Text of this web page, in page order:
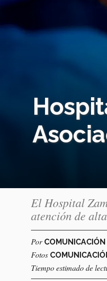
El Hospital
atención de
Por
Fotos
Tiempo estimado de